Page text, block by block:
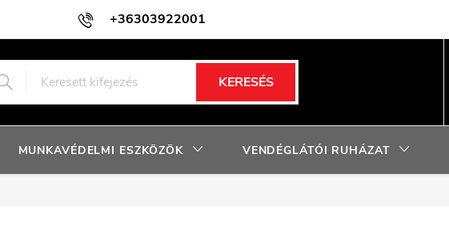
+36303922001
Adatkezelési tájékoztató Facebook nyereményjáték szabályzat
KERESÉS
MUNKAVÉDELMI ESZKÖZÖK VENDÉGLÁTÓI RUHÁZAT